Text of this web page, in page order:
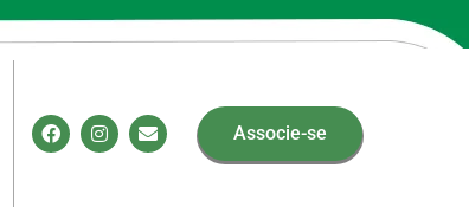
Associe-se